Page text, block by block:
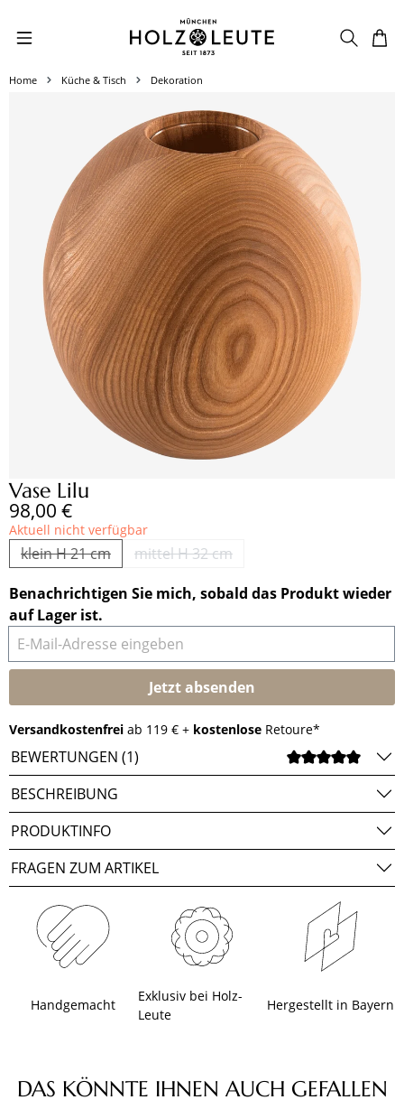
Zum Hauptinhalt springen
Home Küche & Tisch Dekoration
Vase Lilu
Regulärer Preis:
98,00 €
Aktuell nicht verfügbar
klein H 21 cm(Diese Option ist zurzeit nicht verfügbar.)
mittel H 32 cm(Diese Option ist zurzeit nicht
Benachrichtigen Sie mich, sobald das Produkt wieder
auf Lager ist.
E-Mail-Adresse eingeben
Jetzt absenden
Versandkostenfrei ab 119 € + kostenlose Retoure*
BEWERTUNGEN (1)
BESCHREIBUNG
PRODUKTINFO
FRAGEN ZUM ARTIKEL
Handgemacht
Exklusiv bei Holz-
Leute
Hergestellt in Bayern
Produktgalerie überspringen
DAS KÖNNTE IHNEN AUCH GEFALLEN